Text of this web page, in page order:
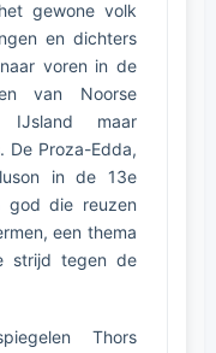
gewone volk
en dichters
voren in de
van Noorse
IJsland maar
De Proza-Edda,
in de 13e
god die reuzen
een thema
strijd tegen de
Thors